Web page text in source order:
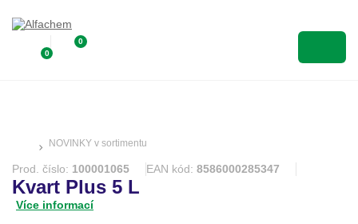
0
0
NOVINKY v sortimentu
Prod. číslo: 100001065 EAN kód: 8586000285347
Kvart Plus 5 L
Více informací